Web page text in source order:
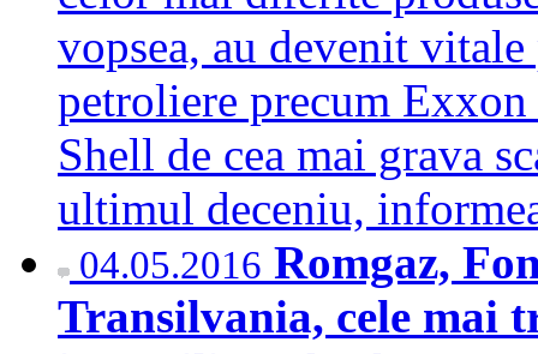
vopsea, au devenit
petroliere precum
Shell de cea mai grava
ultimul deceniu,
04.05.2016 Romgaz,
Transilvania, cele mai